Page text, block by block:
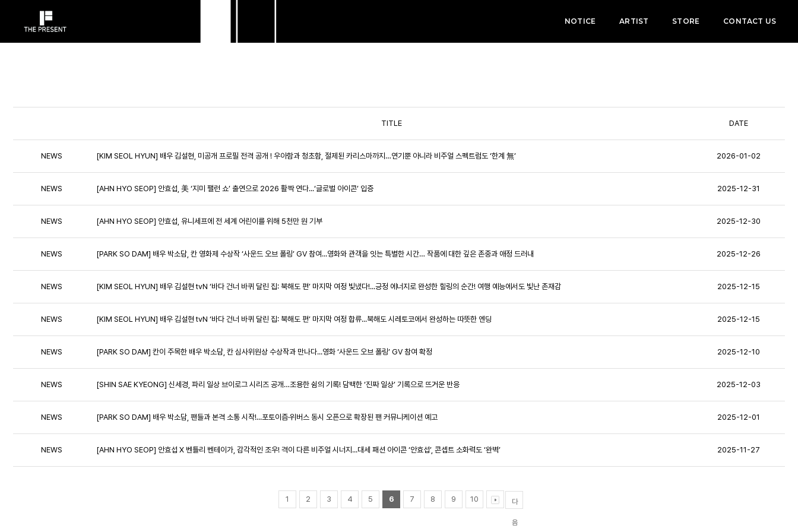
NOTICE ARTIST STORE CONTACT US
TITLE DATE
NEWS [KIM SEOL HYUN] 배우 김설현, 미공개 프로필 전격 공개 ! 우아함과 청초함, 절제된 카리스마까지…연기뿐 아니라 비주얼 스펙트럼도 ‘한계 無’ 2026-01-02
NEWS [AHN HYO SEOP] 안효섭, 美 ‘지미 팰런 쇼’ 출연으로 2026 활짝 연다...‘글로벌 아이콘’ 입증 2025-12-31
NEWS [AHN HYO SEOP] 안효섭, 유니세프에 전 세계 어린이를 위해 5천만 원 기부 2025-12-30
NEWS [PARK SO DAM] 배우 박소담, 칸 영화제 수상작 ‘사운드 오브 폴링’ GV 참여...영화와 관객을 잇는 특별한 시간… 작품에 대한 깊은 존중과 애정 드러내 2025-12-26
NEWS [KIM SEOL HYUN] 배우 김설현 tvN ‘바다 건너 바퀴 달린 집: 북해도 편’ 마지막 여정 빛냈다!...긍정 에너지로 완성한 힐링의 순간! 여행 예능에서도 빛난 존재감 2025-12-15
NEWS [KIM SEOL HYUN] 배우 김설현 tvN ‘바다 건너 바퀴 달린 집: 북해도 편’ 마지막 여정 합류...북해도 시레토코에서 완성하는 따뜻한 엔딩 2025-12-15
NEWS [PARK SO DAM] 칸이 주목한 배우 박소담, 칸 심사위원상 수상작과 만나다...영화 ‘사운드 오브 폴링’ GV 참여 확정 2025-12-10
NEWS [SHIN SAE KYEONG] 신세경, 파리 일상 브이로그 시리즈 공개…조용한 쉼의 기록! 담백한 ‘진짜 일상’ 기록으로 뜨거운 반응 2025-12-03
NEWS [PARK SO DAM] 배우 박소담, 팬들과 본격 소통 시작!...포토이즘·위버스 동시 오픈으로 확장된 팬 커뮤니케이션 예고 2025-12-01
NEWS [AHN HYO SEOP] 안효섭 X 벤틀리 벤테이가, 감각적인 조우! 격이 다른 비주얼 시너지...대세 패션 아이콘 ‘안효섭’, 콘셉트 소화력도 ‘완벽’ 2025-11-27
1 2 3 4 5 6 7 8 9 10 다
음